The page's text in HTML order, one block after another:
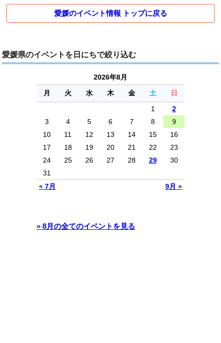
愛媛のイベント情報 トップに戻る
愛媛県のイベントを日にちで絞り込む
2026年8月
月
火 水 木 金 土 日
« 7月 9月 »
1
2
3
4 5 6 7 8
9
10
11 12 13 14 15
16
17
18 19 20 21 22
23
24
25 26 27 28 29
30
31
» 8月の全てのイベントを見る